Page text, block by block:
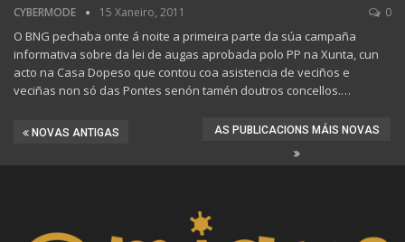
CYBERMODE 15 Xaneiro, 2011 0
O BNG pechaba onte á noite a primeira parte da súa campaña
informativa sobre da lei de augas aprobada polo PP na Xunta, cun
acto na Casa Dopeso que contou coa asistencia de veciños e
veciñas non só das Pontes senón tamén doutros concellos.…
NOVAS ANTIGAS AS PUBLICACIONS MÁIS NOVAS